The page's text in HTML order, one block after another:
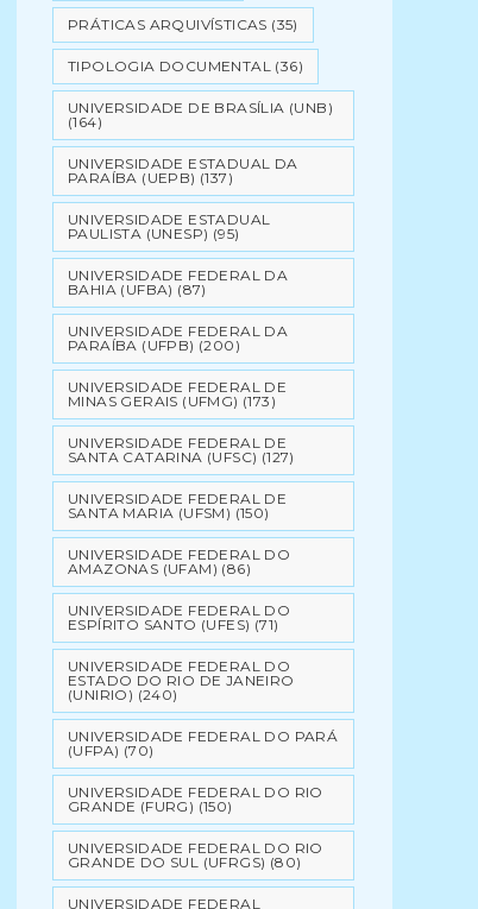
PRÁTICAS ARQUIVÍSTICAS (35)
TIPOLOGIA DOCUMENTAL (36)
UNIVERSIDADE DE BRASÍLIA (UNB)
(164)
UNIVERSIDADE ESTADUAL DA
PARAÍBA (UEPB) (137)
UNIVERSIDADE ESTADUAL
PAULISTA (UNESP) (95)
UNIVERSIDADE FEDERAL DA
BAHIA (UFBA) (87)
UNIVERSIDADE FEDERAL DA
PARAÍBA (UFPB) (200)
UNIVERSIDADE FEDERAL DE
MINAS GERAIS (UFMG) (173)
UNIVERSIDADE FEDERAL DE
SANTA CATARINA (UFSC) (127)
UNIVERSIDADE FEDERAL DE
SANTA MARIA (UFSM) (150)
UNIVERSIDADE FEDERAL DO
AMAZONAS (UFAM) (86)
UNIVERSIDADE FEDERAL DO
ESPÍRITO SANTO (UFES) (71)
UNIVERSIDADE FEDERAL DO
ESTADO DO RIO DE JANEIRO
(UNIRIO) (240)
UNIVERSIDADE FEDERAL DO PARÁ
(UFPA) (70)
UNIVERSIDADE FEDERAL DO RIO
GRANDE (FURG) (150)
UNIVERSIDADE FEDERAL DO RIO
GRANDE DO SUL (UFRGS) (80)
UNIVERSIDADE FEDERAL